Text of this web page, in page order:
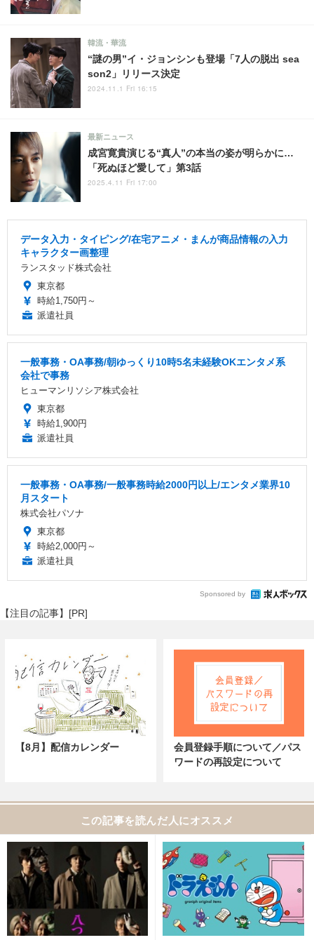
“謎の男”イ・ジョンシンも登場「7人の脱出 sea
son2」リリース決定
韓流・華流
2024.11.1 Fri 16:15
成宮寛貴演じる“真人”の本当の姿が明らかに…
「死ぬほど愛して」第3話
最新ニュース
2025.4.11 Fri 17:00
データ入力・タイピング/在宅アニメ・まんが商品情報の入力
キャラクター画整理
ランスタッド株式会社
東京都
時給1,750円～
派遣社員
一般事務・OA事務/朝ゆっくり10時5名未経験OKエンタメ系
会社で事務
ヒューマンリソシア株式会社
東京都
時給1,900円
派遣社員
一般事務・OA事務/一般事務時給2000円以上/エンタメ業界10
月スタート
株式会社パソナ
東京都
時給2,000円～
派遣社員
Sponsored by
【注目の記事】[PR]
【8月】配信カレンダー
会員登録手順について／パス
ワードの再設定について
この記事を読んだ人にオススメ